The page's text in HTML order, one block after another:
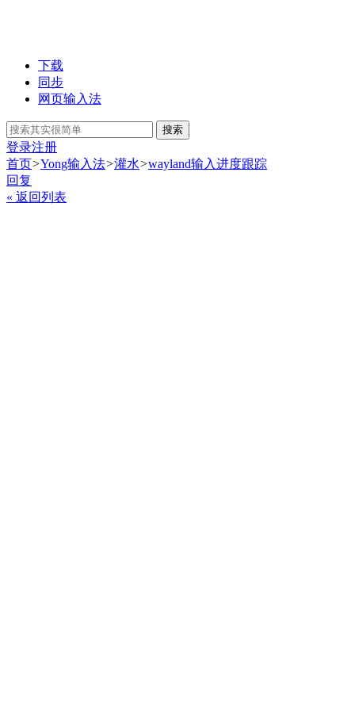
下载
同步
网页输入法
搜索
登录注册
首页>Yong输入法>灌水>wayland输入进度跟踪
回复
« 返回列表